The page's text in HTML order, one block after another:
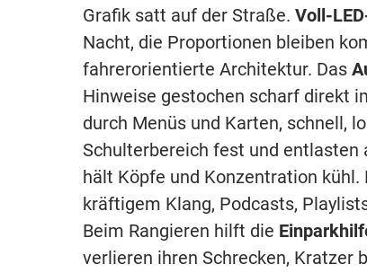
Grafik satt auf der Straße. Voll-
Nacht, die Proportionen bleiben
fahrerorientierte Architektur. Das
Hinweise gestochen scharf direkt
durch Menüs und Karten, schnell,
Schulterbereich fest und entlasten
hält Köpfe und Konzentration kühl.
kräftigem Klang, Podcasts,
Beim Rangieren hilft die
verlieren ihren Schrecken, Kratzer